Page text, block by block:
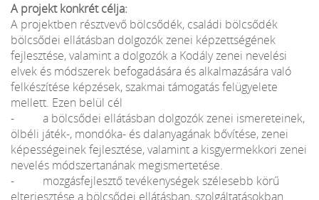
A projekt konkrét célja:
A projektben résztvevő bölcsődék, családi bölcsődék
bölcsődei ellátásban dolgozók zenei képzettségének
fejlesztése, valamint a dolgozók a Kodály zenei nevelési
elvek és módszerek befogadására és alkalmazására való
felkészítése képzések, szakmai támogatás felügyelete
mellett. Ezen belül cél
- a bölcsődei ellátásban dolgozók zenei ismereteinek,
ölbéli játék-, mondóka- és dalanyagának bővítése, zenei
képességeinek fejlesztése, valamint a kisgyermekkori zenei
nevelés módszertanának megismertetése.
- mozgásfejlesztő tevékenységek szélesebb körű
elterjesztése a bölcsődei ellátásban, szolgáltatásokban